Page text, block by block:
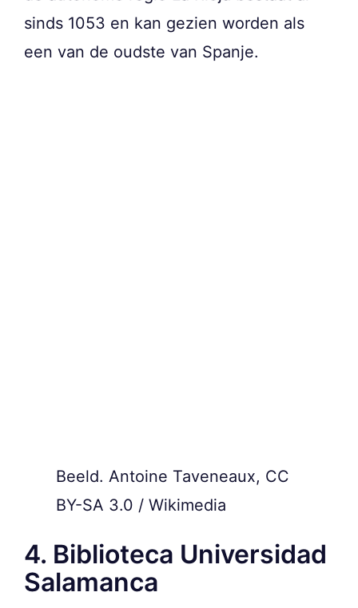
sinds 1053 en kan gezien worden als
een van de oudste van Spanje.
Beeld. Antoine Taveneaux, CC
BY-SA 3.0 / Wikimedia
4. Biblioteca Universidad
Salamanca